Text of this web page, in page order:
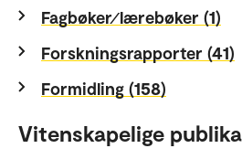
Fagbøker⁄lærebøker (1)
Forskningsrapporter (41)
Formidling (158)
Vitenskapelige